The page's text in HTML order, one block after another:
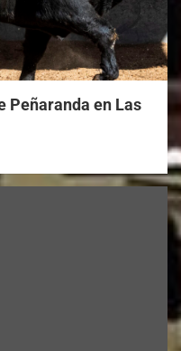
Peñaranda en Las